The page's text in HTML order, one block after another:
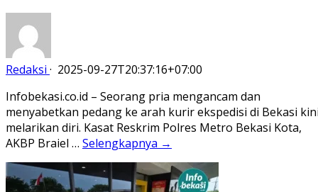
Redaksi · 2025-09-27T20:37:16+07:00
Infobekasi.co.id – Seorang pria mengancam dan
menyabetkan pedang ke arah kurir ekspedisi di Bekasi
melarikan diri. Kasat Reskrim Polres Metro Bekasi Kota,
AKBP Braiel … Selengkapnya →